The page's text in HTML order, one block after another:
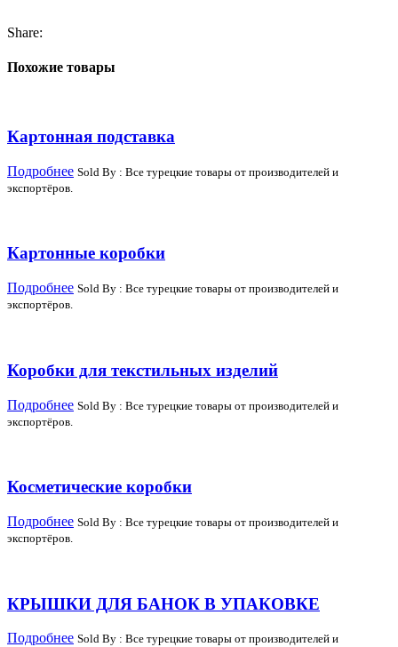
Share:
Похожие товары
Картонная подставка
Подробнее Sold By : Все турецкие товары от производителей и
экспортёров.
Картонные коробки
Подробнее Sold By : Все турецкие товары от производителей и
экспортёров.
Коробки для текстильных изделий
Подробнее Sold By : Все турецкие товары от производителей и
экспортёров.
Косметические коробки
Подробнее Sold By : Все турецкие товары от производителей и
экспортёров.
КРЫШКИ ДЛЯ БАНОК В УПАКОВКЕ
Подробнее Sold By : Все турецкие товары от производителей и